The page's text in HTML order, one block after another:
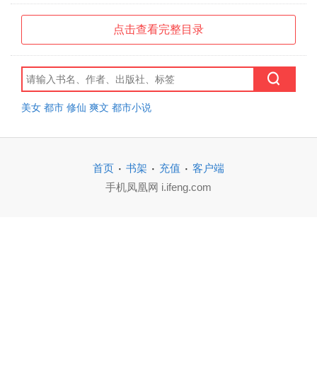
点击查看完整目录
美女 都市 修仙 爽文 都市小说
首页 · 书架 · 充值 · 客户端
手机凤凰网 i.ifeng.com